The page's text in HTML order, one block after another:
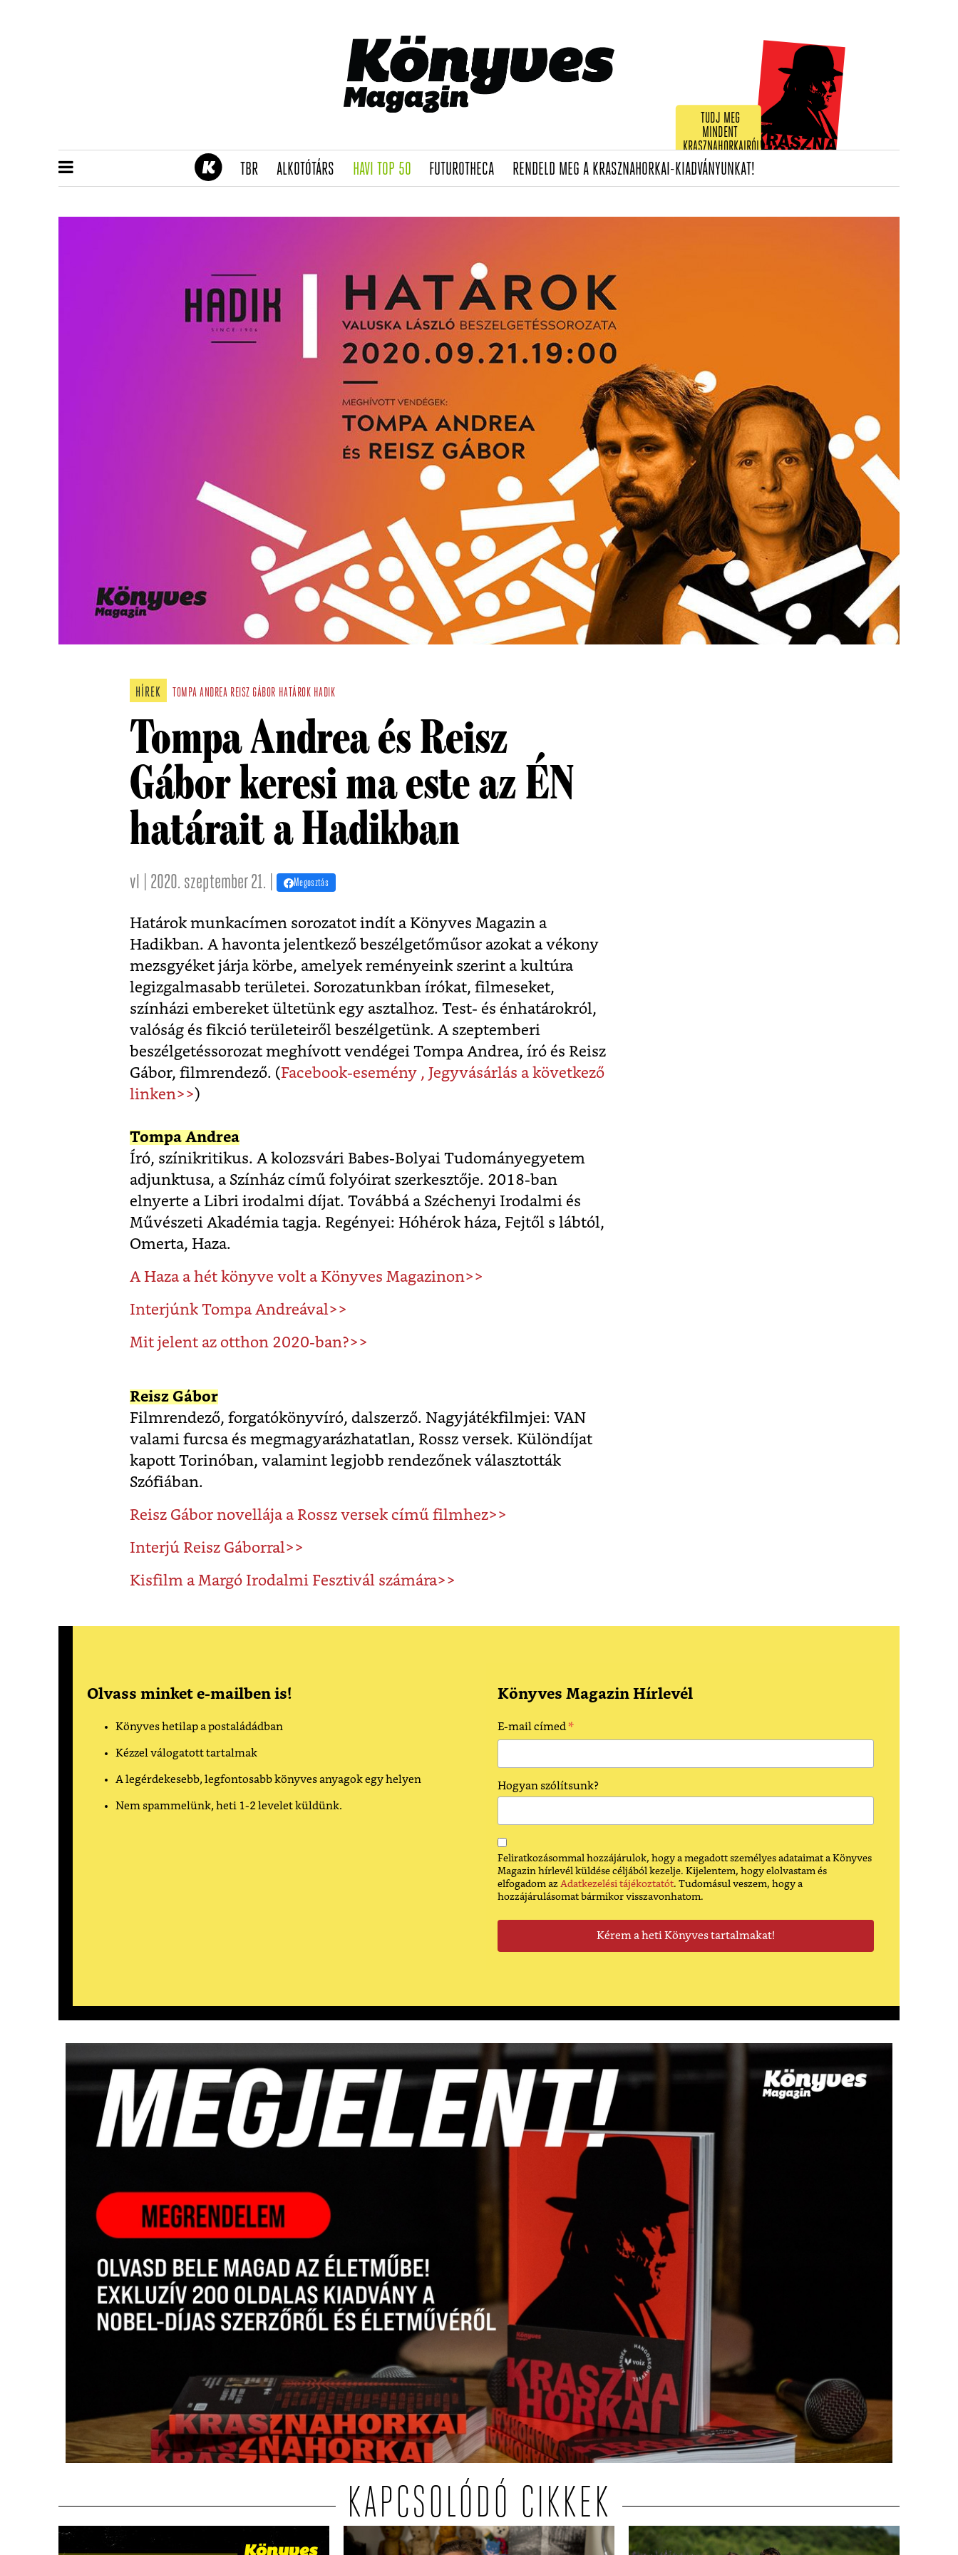
TUDJ MEG
MINDENT
KRASZNAHORKAIRÓL!
TBR(CURRENT)
ALKOTÓTÁRS(CURRENT)
HAVI TOP 50(CURRENT)
FUTUROTHECA(CURRENT)
RENDELD MEG A KRASZNAHORKAI-KIADVÁNYUNKAT!(CURRENT)
HÍREK TOMPA ANDREA REISZ GÁBOR HATÁROK HADIK
Tompa Andrea és Reisz
Gábor keresi ma este az ÉN
határait a Hadikban
vl | 2020. szeptember 21. | Megosztás
Határok munkacímen sorozatot indít a Könyves Magazin a
Hadikban. A havonta jelentkező beszélgetőműsor azokat a vékony
mezsgyéket járja körbe, amelyek reményeink szerint a kultúra
legizgalmasabb területei. Sorozatunkban írókat, filmeseket,
színházi embereket ültetünk egy asztalhoz. Test- és énhatárokról,
valóság és fikció területeiről beszélgetünk. A szeptemberi
beszélgetéssorozat meghívott vendégei Tompa Andrea, író és Reisz
Gábor, filmrendező. (Facebook-esemény , Jegyvásárlás a következő
linken>>)
Tompa Andrea
Író, színikritikus. A kolozsvári Babes-Bolyai Tudományegyetem
adjunktusa, a Színház című folyóirat szerkesztője. 2018-ban
elnyerte a Libri irodalmi díjat. Továbbá a Széchenyi Irodalmi és
Művészeti Akadémia tagja. Regényei: Hóhérok háza, Fejtől s lábtól,
Omerta, Haza.
A Haza a hét könyve volt a Könyves Magazinon>>
Interjúnk Tompa Andreával>>
Mit jelent az otthon 2020-ban?>>
Reisz Gábor
Filmrendező, forgatókönyvíró, dalszerző. Nagyjátékfilmjei: VAN
valami furcsa és megmagyarázhatatlan, Rossz versek. Különdíjat
kapott Torinóban, valamint legjobb rendezőnek választották
Szófiában.
Reisz Gábor novellája a Rossz versek című filmhez>>
Interjú Reisz Gáborral>>
Kisfilm a Margó Irodalmi Fesztivál számára>>
Olvass minket e-mailben is!
Könyves hetilap a postaládádban
Kézzel válogatott tartalmak
A legérdekesebb, legfontosabb könyves anyagok egy helyen
Nem spammelünk, heti 1-2 levelet küldünk.
Könyves Magazin Hírlevél
E-mail címed *
Hogyan szólítsunk?
Feliratkozásommal hozzájárulok, hogy a megadott személyes adataimat a Könyves
Magazin hírlevél küldése céljából kezelje. Kijelentem, hogy elolvastam és
elfogadom az Adatkezelési tájékoztatót. Tudomásul veszem, hogy a
hozzájárulásomat bármikor visszavonhatom.
KAPCSOLÓDÓ CIKKEK